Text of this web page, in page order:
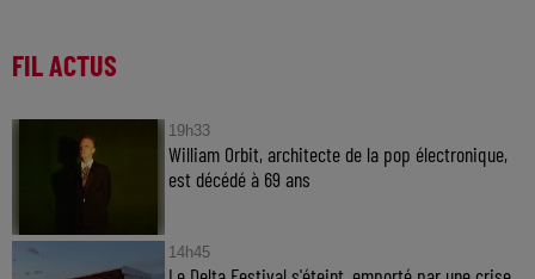
FIL ACTUS
19h33
William Orbit, architecte de la pop électronique,
est décédé à 69 ans
14h45